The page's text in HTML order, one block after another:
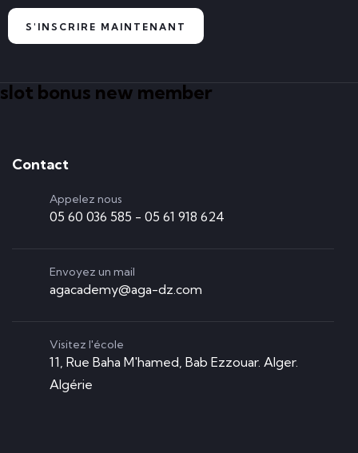
S'INSCRIRE MAINTENANT
slot bonus new member
Contact
Appelez nous
05 60 036 585 - 05 61 918 624
Envoyez un mail
agacademy@aga-dz.com
Visitez l'école
11, Rue Baha M'hamed, Bab Ezzouar. Alger.
Algérie